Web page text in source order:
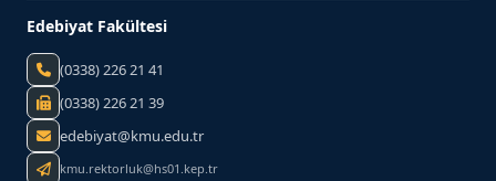
Edebiyat Fakültesi
(0338) 226 21 41
(0338) 226 21 39
edebiyat@kmu.edu.tr
kmu.rektorluk@hs01.kep.tr